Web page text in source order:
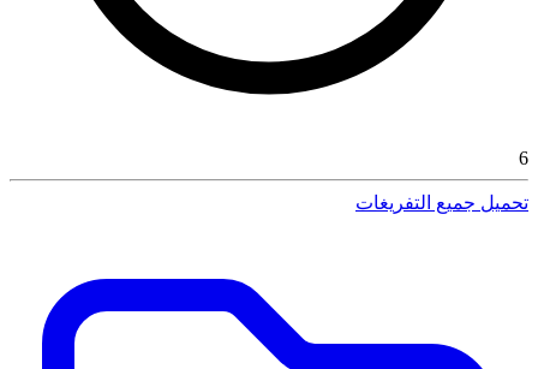
6
تحميل جميع التفريغات